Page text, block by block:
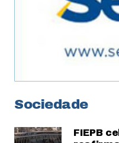
Sociedade
FIEPB